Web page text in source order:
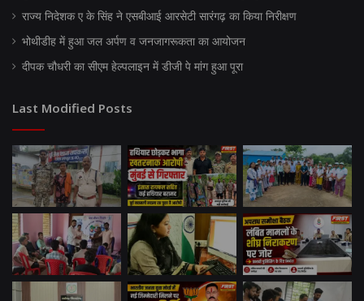
राज्य निदेशक ए के सिंह ने एसबीआई आरसेटी सारंगढ़ का किया निरीक्षण
भोथीडीह में हुआ जल अर्पण व जनजागरूकता का आयोजन
दीपक चौधरी का सीएम हेल्पलाइन में डीजी पे मांग हुआ पूरा
Last Modified Posts